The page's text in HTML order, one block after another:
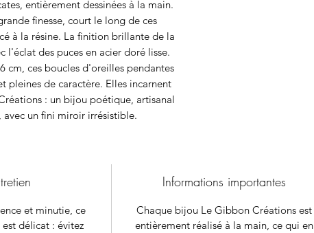
entièrement dessinées à la main.
finesse, court le long de ces
à la résine. La finition brillante de la
l'éclat des puces en acier doré lisse.
cm, ces boucles d'oreilles pendantes
pleines de caractère. Elles incarnent
: un bijou poétique, artisanal
un fini miroir irrésistible.
et minutie, ce
délicat : évitez
Informations importantes
Chaque bijou Le Gibbon Créations est
entièrement réalisé à la main, ce qui en